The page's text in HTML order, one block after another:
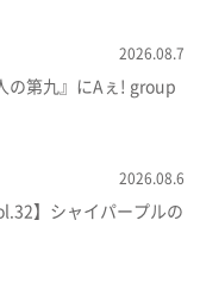
2026.08.7
の第九』にAぇ! group
2026.08.6
】シャイパープルの